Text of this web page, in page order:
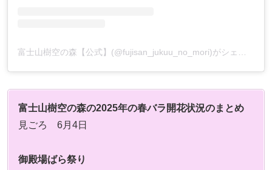
富士山樹空の森の2025年の春バラ開花状況のまとめ
見ごろ 6月4日
御殿場ばら祭り